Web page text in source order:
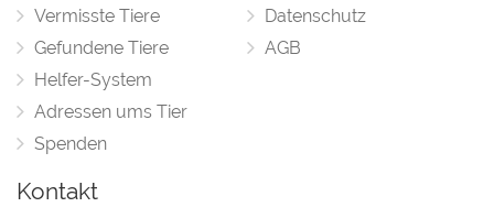
Vermisste Tiere
Gefundene Tiere
Helfer-System
Adressen ums Tier
Spenden
Datenschutz
AGB
Kontakt